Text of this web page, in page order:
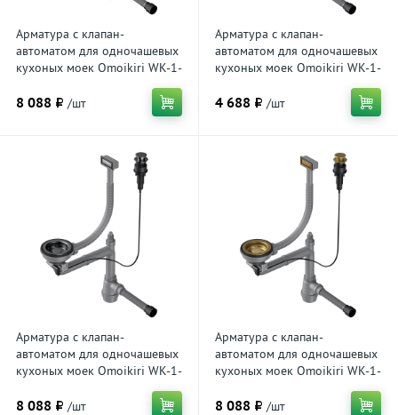
Арматура с клапан-
автоматом для одночашевых
кухоных моек Omoikiri WK-1-
прямоугольным переливом,
8 088 ₽ /шт
Арматура с клапан-
автоматом для одночашевых
кухоных моек Omoikiri WK-1-
прямоугольным переливом,
4 688 ₽ /шт
Арматура с клапан-
автоматом для одночашевых
кухоных моек Omoikiri WK-1-
прямоугольным переливом,
8 088 ₽ /шт
Арматура с клапан-
автоматом для одночашевых
кухоных моек Omoikiri WK-1-
прямоугольным переливом,
8 088 ₽ /шт